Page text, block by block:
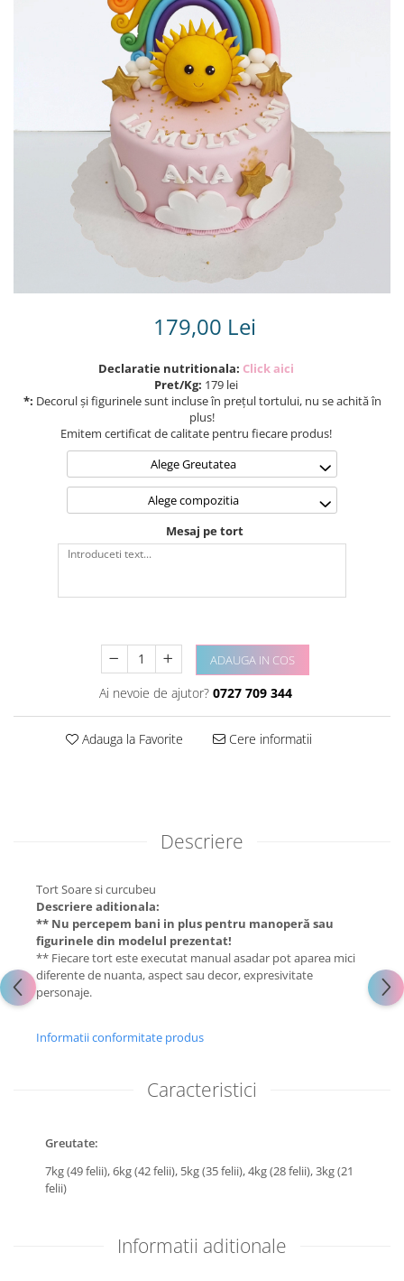
Torturi in frosting- crema pentru
Tortulețe 1.7 kg - 2 kg
179,00 Lei
Declaratie nutritionala: Click aici
Pret/Kg: 179 lei
*: Decorul și figurinele sunt incluse în prețul tortului, nu se achită în
plus!
Emitem certificat de calitate pentru fiecare produs!
Alege Greutatea
Alege compozitia
Mesaj pe tort
ADAUGA IN COS
Ai nevoie de ajutor? 0727 709 344
Adauga la Favorite Cere informatii
Descriere
Tort Soare si curcubeu
Descriere aditionala:
** Nu percepem bani in plus pentru manoperă sau
figurinele din modelul prezentat!
** Fiecare tort este executat manual asadar pot aparea mici
diferente de nuanta, aspect sau decor, expresivitate
personaje.
Informatii conformitate produs
Caracteristici
Greutate:
7kg (49 felii),6kg (42 felii), 5kg (35 felii),4kg (28 felii),3kg (21
felii)
Informatii aditionale